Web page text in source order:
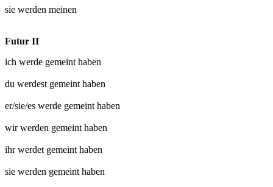
sie werden meinen
Futur II
ich werde gemeint haben
du werdest gemeint haben
er/sie/es werde gemeint haben
wir werden gemeint haben
ihr werdet gemeint haben
sie werden gemeint haben